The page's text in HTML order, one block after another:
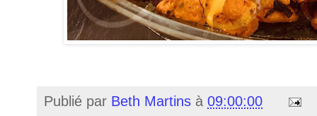
Publié par Beth Martins à 09:00:00